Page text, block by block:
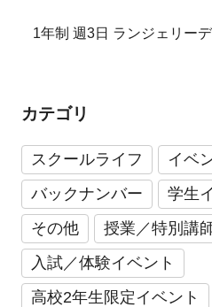
1年制 週3日 ランジェリー
カテゴリ
スクールライフ
イベ
バックナンバー
学生
その他
授業／特別講
入試／体験イベント
高校2年生限定イベント